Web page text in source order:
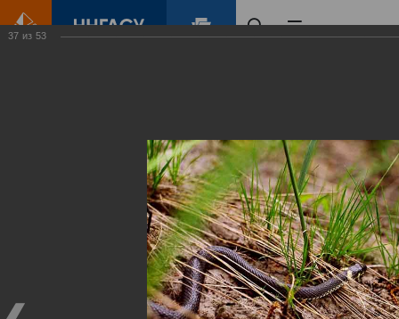
Виртуальные
выставки
(фотоальбомы)
37 из 53